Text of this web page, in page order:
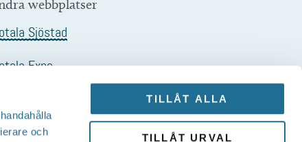
och
TILLÅT ALLA
TILLÅT URVAL
webbplatser
Sjöstad
Expo